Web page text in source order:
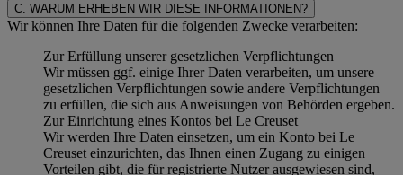
C. WARUM ERHEBEN WIR DIESE INFORMATIONEN?
Wir können Ihre Daten für die folgenden Zwecke verarbeiten:
Zur Erfüllung unserer gesetzlichen Verpflichtungen
Wir müssen ggf. einige Ihrer Daten verarbeiten, um unsere
gesetzlichen Verpflichtungen sowie andere Verpflichtungen
zu erfüllen, die sich aus Anweisungen von Behörden ergeben.
Zur Einrichtung eines Kontos bei Le Creuset
Wir werden Ihre Daten einsetzen, um ein Konto bei Le
Creuset einzurichten, das Ihnen einen Zugang zu einigen
Vorteilen gibt, die für registrierte Nutzer ausgewiesen sind,